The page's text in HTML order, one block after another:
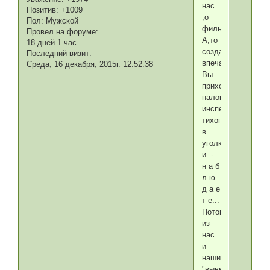
Позитив: +1009
Пол: Мужской
Провел на форуме:
18 дней 1 час
Последний визит:
Среда, 16 декабря, 2015г. 12:52:38
нас
,о
фильме...
А,то
создаётся
впечатление,что
Вы
приходите,как
налоговый
тихонечко
в
уголке
и -
н а б
л ю
д а е
т е...
Потом,каждому
из
нас
и
нашим